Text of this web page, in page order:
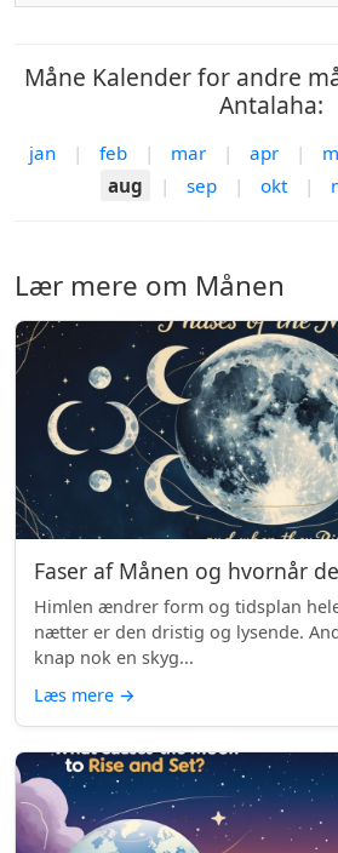
Måne Kalender for andre
Antalaha:
jan | feb | mar | apr |
aug
| sep | okt |
Lær mere om Månen
Faser af Månen og hvornår
Himlen ændrer form og tidsplan
nætter er den dristig og lysende.
knap nok en skyg...
Læs mere →